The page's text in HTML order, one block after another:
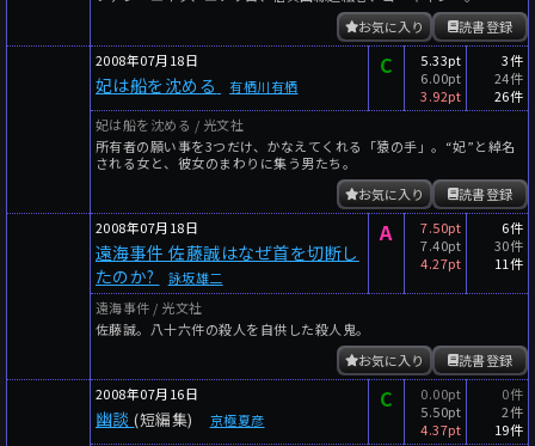
読書登録
お気に入り
2008年07月18日
妃は船を沈める 有栖川有栖
C
5.33pt
6.00pt
3.92pt
3件
24件
26件
妃は船を沈める / 光文社
所有者の願い事を3つだけ、かなえてくれる「猿の手」。“妃”と綽名
される女と、彼女のまわりに集う男たち。
読書登録
お気に入り
2008年07月18日
遠海事件 佐藤誠はなぜ首を切断し
たのか?
詠坂雄二
A
7.50pt
7.40pt
4.27pt
6件
30件
11件
遠海事件 / 光文社
佐藤誠。八十六件の殺人を自供した殺人鬼。
読書登録
お気に入り
2008年07月16日
幽談 (短編集) 京極夏彦
C
0.00pt
5.50pt
4.37pt
0件
2件
19件